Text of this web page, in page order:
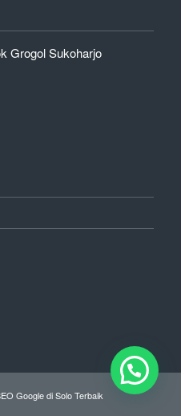
Grogol Sukoharjo
Google di Solo Terbaik